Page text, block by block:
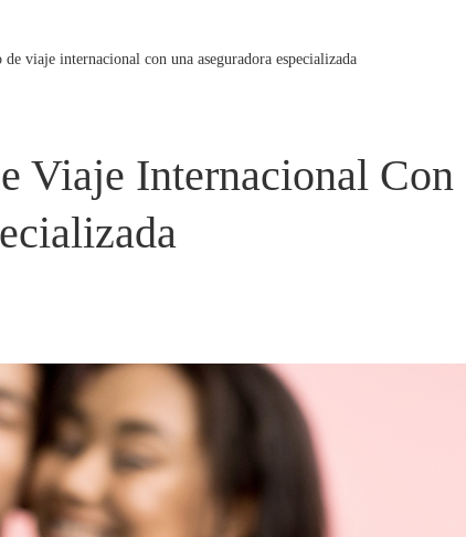
de viaje internacional con una aseguradora especializada
Viaje Internacional Con